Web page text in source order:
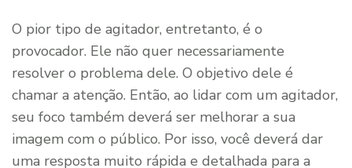
O pior tipo de agitador, entretanto, é o
provocador. Ele não quer necessariamente
resolver o problema dele. O objetivo dele é
chamar a atenção. Então, ao lidar com um agitador,
seu foco também deverá ser melhorar a sua
imagem com o público. Por isso, você deverá dar
uma resposta muito rápida e detalhada para a